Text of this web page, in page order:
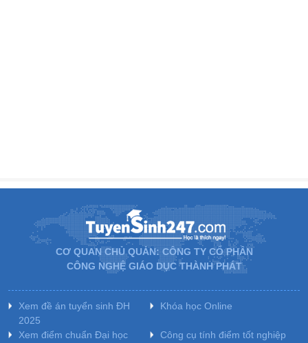
CƠ QUAN CHỦ QUẢN: CÔNG TY CỔ PHẦN
CÔNG NGHỆ GIÁO DỤC THÀNH PHÁT
Xem đề án tuyển sinh ĐH
2025
Khóa học Online
Xem điểm chuẩn Đại học Công cụ tính điểm tốt nghiệp